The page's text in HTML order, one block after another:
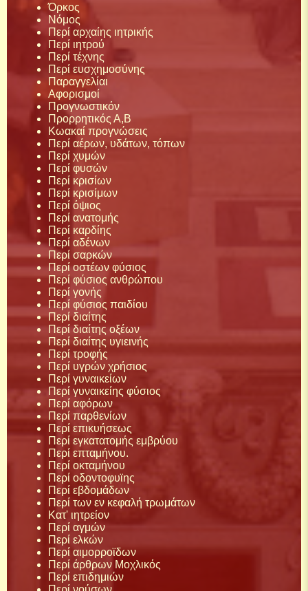
Όρκος
Νόμος
Περί αρχαίης ιητρικής
Περί ιητρού
Περί τέχνης
Περί ευσχημοσύνης
Παραγγελίαι
Αφορισμοί
Προγνωστικόν
Προρρητικός Α,Β
Κωακαί προγνώσεις
Περί αέρων, υδάτων, τόπων
Περί χυμών
Περί φυσών
Περί κρισίων
Περί κρισίμων
Περί όψιος
Περί ανατομής
Περί καρδίης
Περί αδένων
Περί σαρκών
Περί οστέων φύσιος
Περί φύσιος ανθρώπου
Περί γονής
Περί φύσιος παιδίου
Περί διαίτης
Περί διαίτης οξέων
Περί διαίτης υγιεινής
Περί τροφής
Περί υγρών χρήσιος
Περί γυναικείων
Περί γυναικείης φύσιος
Περί αφόρων
Περί παρθενίων
Περί επικυήσεως
Περί εγκατατομής εμβρύου
Περί επταμήνου.
Περί οκταμήνου
Περί οδοντοφυϊης
Περί εβδομάδων
Περί των εν κεφαλή τρωμάτων
Κατ' ιητρείον
Περί αγμών
Περί ελκών
Περί αιμορροϊδων
Περί άρθρων Μοχλικός
Περί επιδημιών